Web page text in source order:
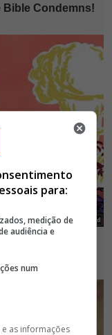
para:
medição de
audiência e
num
as informações